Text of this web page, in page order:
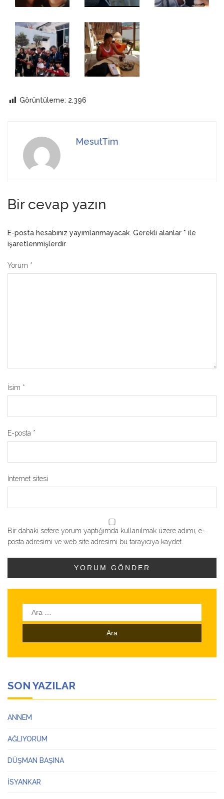
Görüntüleme: 2.396
MesutTim
Bir cevap yazın
E-posta hesabınız yayımlanmayacak. Gerekli alanlar * ile
işaretlenmişlerdir
Yorum *
İsim *
E-posta *
İnternet sitesi
Bir dahaki sefere yorum yaptığımda kullanılmak üzere adımı, e-
posta adresimi ve web site adresimi bu tarayıcıya kaydet.
Arama:
SON YAZILAR
ANNEM
AĞLIYORUM
DÜŞMAN BAŞINA
İSYANKAR